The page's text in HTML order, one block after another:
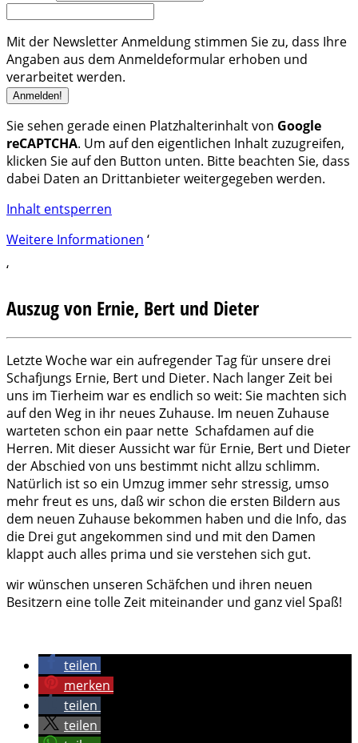
Mit der Newsletter Anmeldung stimmen Sie zu, dass Ihre
Angaben aus dem Anmeldeformular erhoben und
verarbeitet werden.
Sie sehen gerade einen Platzhalterinhalt von Google
reCAPTCHA. Um auf den eigentlichen Inhalt zuzugreifen,
klicken Sie auf den Button unten. Bitte beachten Sie, dass
dabei Daten an Drittanbieter weitergegeben werden.
Inhalt entsperren
Weitere Informationen ‘
‘
Auszug von Ernie, Bert und Dieter
Letzte Woche war ein aufregender Tag für unsere drei
Schafjungs Ernie, Bert und Dieter. Nach langer Zeit bei
uns im Tierheim war es endlich so weit: Sie machten sich
auf den Weg in ihr neues Zuhause. Im neuen Zuhause
warteten schon ein paar nette Schafdamen auf die
Herren. Mit dieser Aussicht war für Ernie, Bert und Dieter
der Abschied von uns bestimmt nicht allzu schlimm.
Natürlich ist so ein Umzug immer sehr stressig, umso
mehr freut es uns, daß wir schon die ersten Bildern aus
dem neuen Zuhause bekommen haben und die Info, das
die Drei gut angekommen sind und mit den Damen
klappt auch alles prima und sie verstehen sich gut.
wir wünschen unseren Schäfchen und ihren neuen
Besitzern eine tolle Zeit miteinander und ganz viel Spaß!
teilen
merken
teilen
teilen